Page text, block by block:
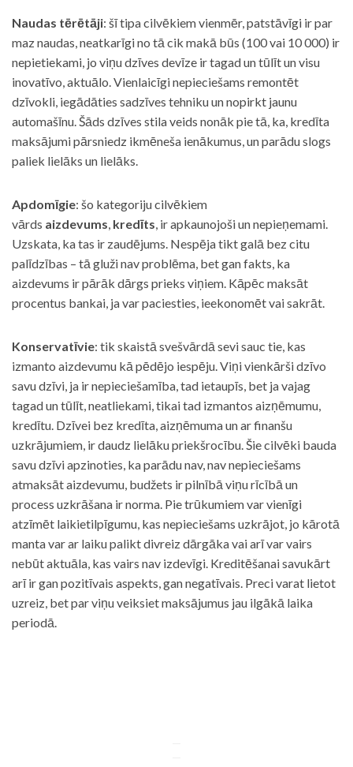
Naudas tērētāji: šī tipa cilvēkiem vienmēr, patstāvīgi ir par
maz naudas, neatkarīgi no tā cik makā būs (100 vai 10 000) ir
nepietiekami, jo viņu dzīves devīze ir tagad un tūlīt un visu
inovatīvo, aktuālo. Vienlaicīgi nepieciešams remontēt
dzīvokli, iegādāties sadzīves tehniku un nopirkt jaunu
automašīnu. Šāds dzīves stila veids nonāk pie tā, ka, kredīta
maksājumi pārsniedz ikmēneša ienākumus, un parādu slogs
paliek lielāks un lielāks.
Apdomīgie: šo kategoriju cilvēkiem
vārds aizdevums, kredīts, ir apkaunojoši un nepieņemami.
Uzskata, ka tas ir zaudējums. Nespēja tikt galā bez citu
palīdzības – tā gluži nav problēma, bet gan fakts, ka
aizdevums ir pārāk dārgs prieks viņiem. Kāpēc maksāt
procentus bankai, ja var paciesties, ieekonomēt vai sakrāt.
Konservatīvie: tik skaistā svešvārdā sevi sauc tie, kas
izmanto aizdevumu kā pēdējo iespēju. Viņi vienkārši dzīvo
savu dzīvi, ja ir nepieciešamība, tad ietaupīs, bet ja vajag
tagad un tūlīt, neatliekami, tikai tad izmantos aizņēmumu,
kredītu. Dzīvei bez kredīta, aizņēmuma un ar finanšu
uzkrājumiem, ir daudz lielāku priekšrocību. Šie cilvēki bauda
savu dzīvi apzinoties, ka parādu nav, nav nepieciešams
atmaksāt aizdevumu, budžets ir pilnībā viņu rīcībā un
process uzkrāšana ir norma. Pie trūkumiem var vienīgi
atzīmēt laikietilpīgumu, kas nepieciešams uzkrājot, jo kārotā
manta var ar laiku palikt divreiz dārgāka vai arī var vairs
nebūt aktuāla, kas vairs nav izdevīgi. Kreditēšanai savukārt
arī ir gan pozitīvais aspekts, gan negatīvais. Preci varat lietot
uzreiz, bet par viņu veiksiet maksājumus jau ilgākā laika
periodā.